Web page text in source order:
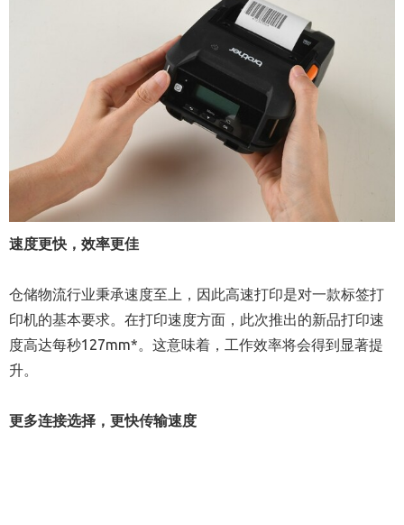
速度更快，效率更佳
仓储物流行业秉承速度至上，因此高速打印是对一款标签打
印机的基本要求。在打印速度方面，此次推出的新品打印速
度高达每秒127mm*。这意味着，工作效率将会得到显著提
升。
更多连接选择，更快传输速度